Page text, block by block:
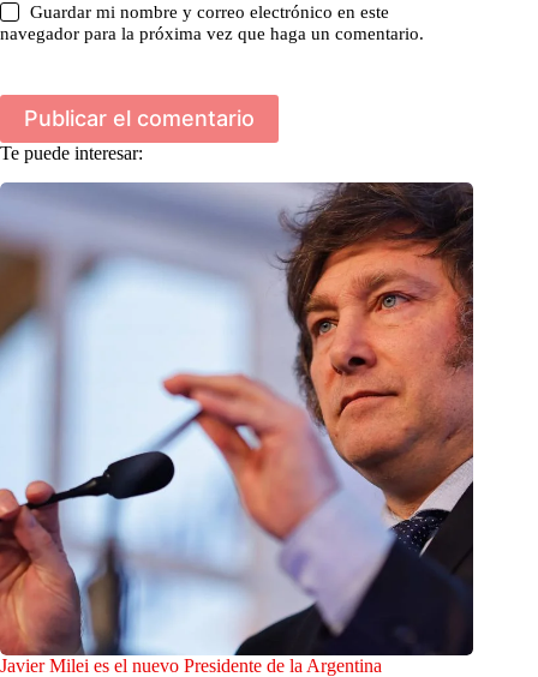
Guardar mi nombre y correo electrónico en este
navegador para la próxima vez que haga un comentario.
Publicar el comentario
Te puede interesar:
Javier Milei es el nuevo Presidente de la Argentina